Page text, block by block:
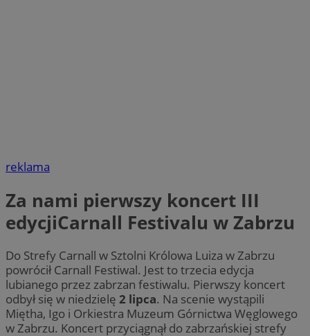
reklama
Za nami pierwszy koncert III
edycjiCarnall Festivalu w Zabrzu
Do Strefy Carnall w Sztolni Królowa Luiza w Zabrzu
powrócił Carnall Festiwal. Jest to trzecia edycja
lubianego przez zabrzan festiwalu. Pierwszy koncert
odbył się w niedzielę 2 lipca. Na scenie wystąpili
Miętha, Igo i Orkiestra Muzeum Górnictwa Węglowego
w Zabrzu. Koncert przyciągnął do zabrzańskiej strefy